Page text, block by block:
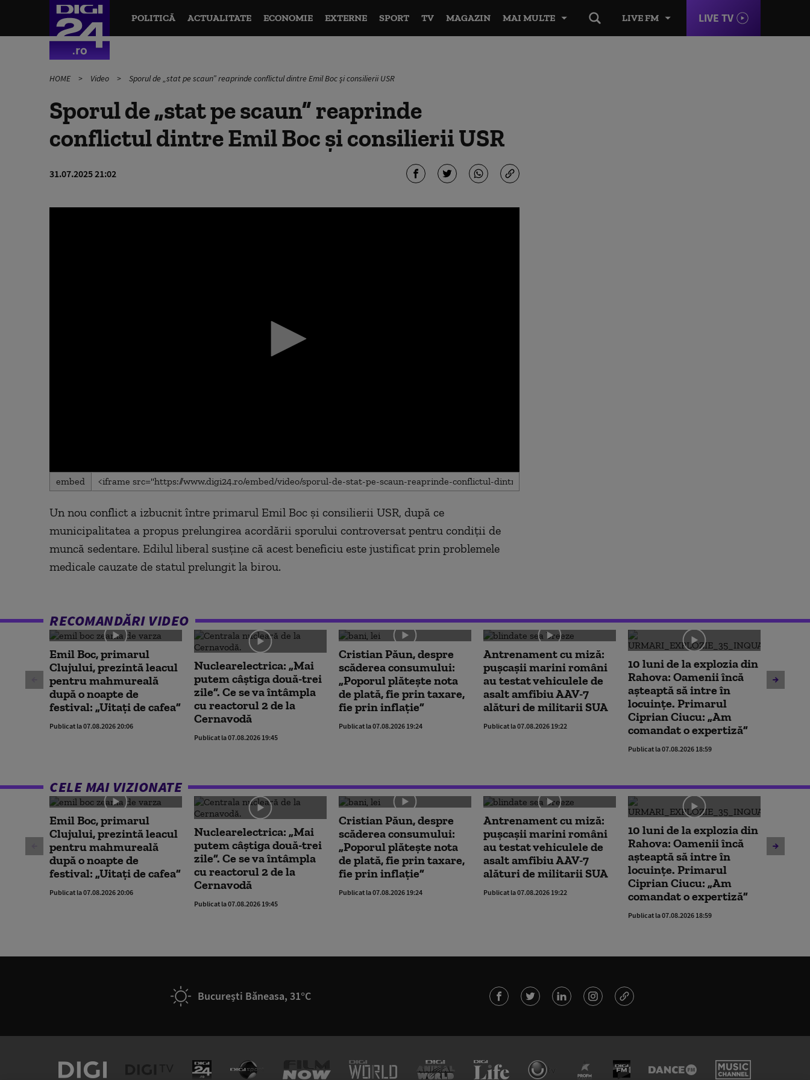
LIVE FM LIVE TV
POLITICĂ ACTUALITATE ECONOMIE EXTERNE SPORT TV MAGAZIN MAI MULTE
HOME Video Sporul de „stat pe scaun” reaprinde conflictul dintre Emil Boc și consilierii USR
Sporul de „stat pe scaun” reaprinde
conflictul dintre Emil Boc și consilierii USR
31.07.2025 21:02
0
seconds
secondsVolume
embed
Un nou conflict a izbucnit între primarul Emil Boc și consilierii USR, după ce
municipalitatea a propus prelungirea acordării sporului controversat pentru condiții de
muncă sedentare. Edilul liberal susține că acest beneficiu este justificat prin problemele
medicale cauzate de statul prelungit la birou.
RECOMANDĂRI VIDEO
Emil Boc, primarul
Clujului, prezintă leacul
pentru mahmureală
după o noapte de
festival: „Uitați de cafea”
Publicat la 07.08.2026 20:06
Nuclearelectrica: „Mai
putem câștiga două-trei
zile”. Ce se va întâmpla
cu reactorul 2 de la
Cernavodă
Publicat la 07.08.2026 19:45
Cristian Păun, despre
scăderea consumului:
„Poporul plătește nota
de plată, fie prin taxare,
fie prin inflație”
Publicat la 07.08.2026 19:24
Antrenament cu miză:
pușcașii marini români
au testat vehiculele de
asalt amfibiu AAV-7
alături de militarii SUA
Publicat la 07.08.2026 19:22
10 luni de la explozia din
Rahova: Oamenii încă
așteaptă să intre în
locuințe. Primarul
Ciprian Ciucu: „Am
comandat o expertiză”
Publicat la 07.08.2026 18:59
fetiță
CELE MAI VIZIONATE
Emil Boc, primarul
Clujului, prezintă leacul
pentru mahmureală
după o noapte de
festival: „Uitați de cafea”
Publicat la 07.08.2026 20:06
Nuclearelectrica: „Mai
putem câștiga două-trei
zile”. Ce se va întâmpla
cu reactorul 2 de la
Cernavodă
Publicat la 07.08.2026 19:45
Cristian Păun, despre
scăderea consumului:
„Poporul plătește nota
de plată, fie prin taxare,
fie prin inflație”
Publicat la 07.08.2026 19:24
Antrenament cu miză:
pușcașii marini români
au testat vehiculele de
asalt amfibiu AAV-7
alături de militarii SUA
Publicat la 07.08.2026 19:22
10 luni de la explozia din
Rahova: Oamenii încă
așteaptă să intre în
locuințe. Primarul
Ciprian Ciucu: „Am
comandat o expertiză”
Publicat la 07.08.2026 18:59
fetiță
București Băneasa, 31°C